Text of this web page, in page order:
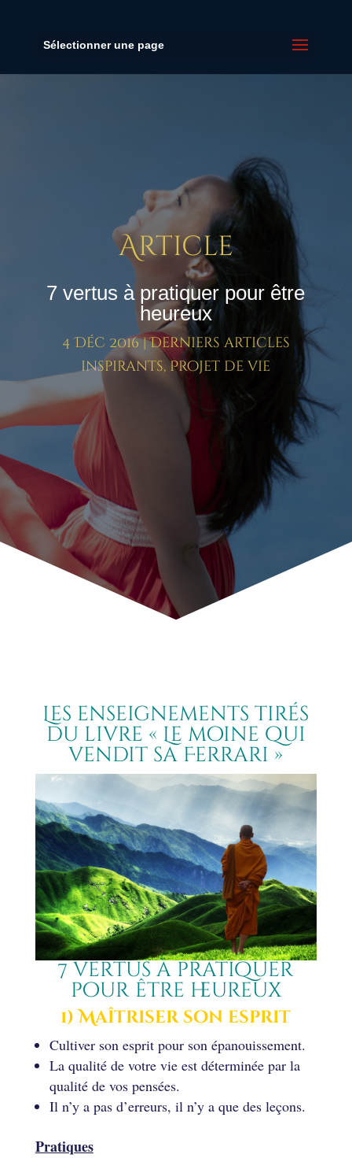
Sélectionner une page
Article
7 vertus à pratiquer pour être
heureux
4 Déc 2016|Derniers articles
inspirants,Projet de vie
Les enseignements tirés
du livre « Le moine qui
vendit sa Ferrari »
7 vertus à pratiquer
pour être heureux
1) Maîtriser son esprit
Cultiver son esprit pour son épanouissement.
La qualité de votre vie est déterminée par la
qualité de vos pensées.
Il n’y a pas d’erreurs, il n’y a que des leçons.
Pratiques